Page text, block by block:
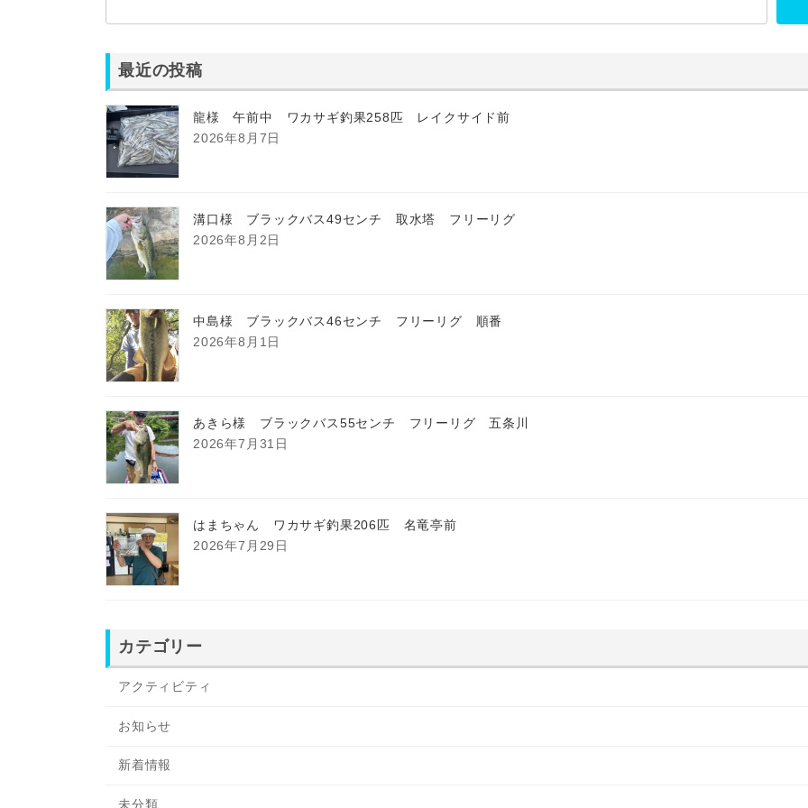
最近の投稿
龍様 午前中 ワカサギ釣果258匹 レイクサイド前
2026年8月7日
溝口様 ブラックバス49センチ 取水塔 フリーリグ
2026年8月2日
中島様 ブラックバス46センチ フリーリグ 順番
2026年8月1日
あきら様 ブラックバス55センチ フリーリグ 五条川
2026年7月31日
はまちゃん ワカサギ釣果206匹 名竜亭前
2026年7月29日
カテゴリー
アクティビティ
お知らせ
新着情報
未分類